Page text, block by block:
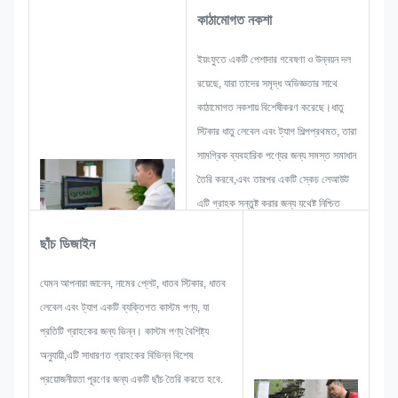
কাঠামোগত নকশা
ইয়ংফুতে একটি পেশাদার গবেষণা ও উন্নয়ন দল
রয়েছে, যারা তাদের সমৃদ্ধ অভিজ্ঞতার সাথে
কাঠামোগত নকশায় বিশেষীকরণ করেছে।ধাতু
স্টিকার ধাতু লেবেল এবং ট্যাগ শিল্পপ্রথমত, তারা
সামগ্রিক ব্যবহারিক পণ্যের জন্য সমস্ত সমাধান
তৈরি করবে,এবং তারপর একটি স্কেচ লেআউট
এটি গ্রাহক সন্তুষ্ট করার জন্য যথেষ্ট নিশ্চিত
ছাঁচ ডিজাইন
যেমন আপনারা জানেন, নামের প্লেট, ধাতব স্টিকার, ধাতব
লেবেল এবং ট্যাগ একটি ব্যক্তিগত কাস্টম পণ্য, যা
প্রতিটি গ্রাহকের জন্য ভিন্ন। কাস্টম পণ্য বৈশিষ্ট্য
অনুযায়ী,এটি সাধারণত গ্রাহকের বিভিন্ন বিশেষ
প্রয়োজনীয়তা পূরণের জন্য একটি ছাঁচ তৈরি করতে হবে.